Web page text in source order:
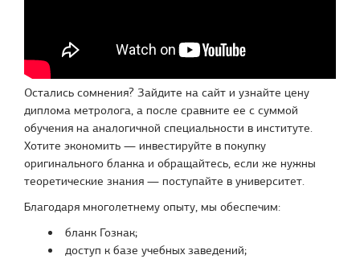
Остались сомнения? Зайдите на сайт и узнайте цену
диплома метролога, а после сравните ее с суммой
обучения на аналогичной специальности в институте.
Хотите экономить — инвестируйте в покупку
оригинального бланка и обращайтесь, если же нужны
теоретические знания — поступайте в университет.
Благодаря многолетнему опыту, мы обеспечим:
бланк Гознак;
доступ к базе учебных заведений;